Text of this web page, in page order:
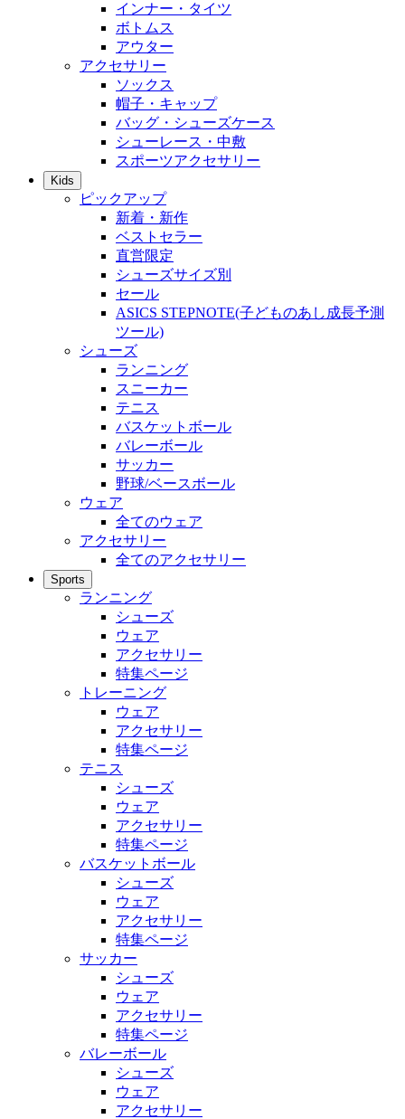
インナー・タイツ
ボトムス
アウター
アクセサリー
ソックス
帽子・キャップ
バッグ・シューズケース
シューレース・中敷
スポーツアクセサリー
Kids
ピックアップ
新着・新作
ベストセラー
直営限定
シューズサイズ別
セール
ASICS STEPNOTE(子どものあし成長予測
ツール)
シューズ
ランニング
スニーカー
テニス
バスケットボール
バレーボール
サッカー
野球/ベースボール
ウェア
全てのウェア
アクセサリー
全てのアクセサリー
Sports
ランニング
シューズ
ウェア
アクセサリー
特集ページ
トレーニング
ウェア
アクセサリー
特集ページ
テニス
シューズ
ウェア
アクセサリー
特集ページ
バスケットボール
シューズ
ウェア
アクセサリー
特集ページ
サッカー
シューズ
ウェア
アクセサリー
特集ページ
バレーボール
シューズ
ウェア
アクセサリー